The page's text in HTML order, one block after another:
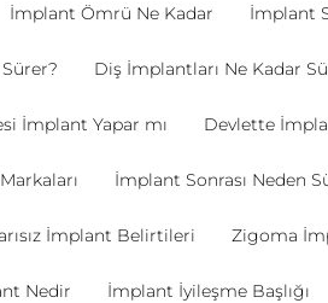
İmplant Ömrü Ne Kadar İmplant
Diş İmplantları Ne Kadar
İmplant Yapar mı Devlette
İmplant Sonrası Neden
İmplant Belirtileri Zigoma
Nedir İmplant İyileşme Başlığı